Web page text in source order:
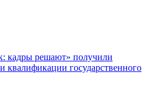
кадры решают» получили
квалификации государственного